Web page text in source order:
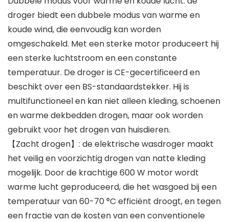
droger biedt een dubbele modus van warme en
koude wind, die eenvoudig kan worden
omgeschakeld. Met een sterke motor produceert hij
een sterke luchtstroom en een constante
temperatuur. De droger is CE-gecertificeerd en
beschikt over een BS-standaardstekker. Hij is
multifunctioneel en kan niet alleen kleding, schoenen
en warme dekbedden drogen, maar ook worden
gebruikt voor het drogen van huisdieren.
【Zacht drogen】: de elektrische wasdroger maakt
het veilig en voorzichtig drogen van natte kleding
mogelijk. Door de krachtige 600 W motor wordt
warme lucht geproduceerd, die het wasgoed bij een
temperatuur van 60-70 °C efficiënt droogt, en tegen
een fractie van de kosten van een conventionele